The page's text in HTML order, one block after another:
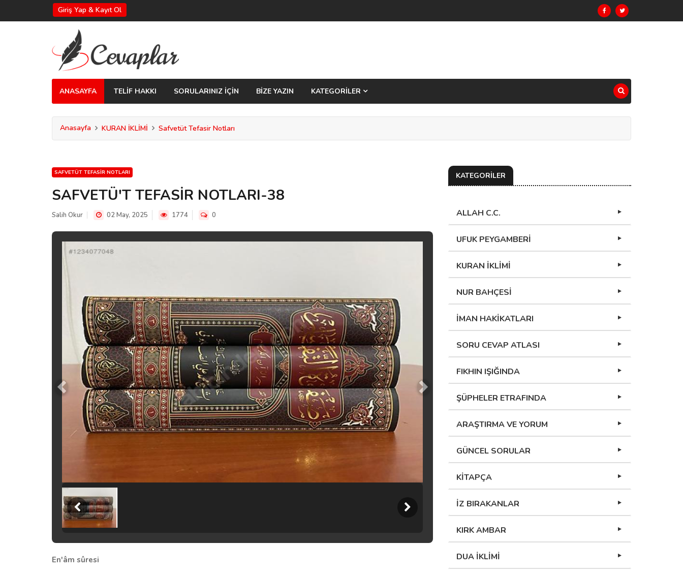
Giriş Yap & Kayıt Ol
ANASAYFA TELİF HAKKI SORULARINIZ İÇİN BİZE YAZIN KATEGORİLER
Anasayfa KURAN İKLİMİ Safvetüt Tefasir Notları
SAFVETÜT TEFASIR NOTLARI
SAFVETÜ'T TEFASİR NOTLARI-38
Salih Okur 02 May, 2025 1774 0
En'âm sûresi
KATEGORİLER
ALLAH C.C.
UFUK PEYGAMBERİ
KURAN İKLİMİ
NUR BAHÇESİ
İMAN HAKİKATLARI
SORU CEVAP ATLASI
FIKHIN IŞIĞINDA
ŞÜPHELER ETRAFINDA
ARAŞTIRMA VE YORUM
GÜNCEL SORULAR
KİTAPÇA
İZ BIRAKANLAR
KIRK AMBAR
DUA İKLİMİ